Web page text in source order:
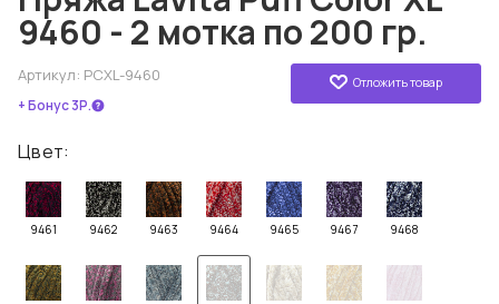
9460 - 2 мотка по 200 гр.
Отложить товар
Артикул: PCXL-9460
+ Бонус 3Р.
Цвет:
9461 9462 9463 9464 9465 9467 9468